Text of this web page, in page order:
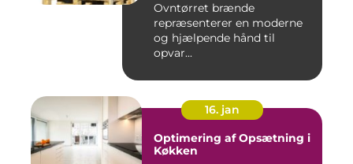
Ovntørret brænde
repræsenterer en moderne
og hjælpende hånd til
opvar...
16. jan
Optimering af Opsætning i
Køkken